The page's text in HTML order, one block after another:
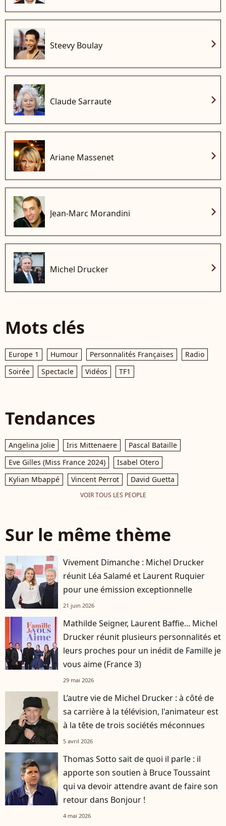
Steevy Boulay chevron_right
Claude Sarraute chevron_right
Ariane Massenet chevron_right
Jean-Marc Morandini chevron_right
Michel Drucker chevron_right
Mots clés
Europe 1 Humour Personnalités Françaises
Radio
Soirée
Spectacle Vidéos TF1
Tendances
Angelina Jolie Iris Mittenaere
Pascal Bataille
Eve Gilles (Miss France 2024)
Isabel Otero
Kylian Mbappé
Vincent Perrot David Guetta
VOIR TOUS LES PEOPLE
Sur le même thème
Vivement Dimanche : Michel Drucker
réunit Léa Salamé et Laurent Ruquier
pour une émission exceptionnelle
21 juin 2026
Mathilde Seigner, Laurent Baffie... Michel
Drucker réunit plusieurs personnalités et
leurs proches pour un inédit de Famille je
vous aime (France 3)
29 mai 2026
L’autre vie de Michel Drucker : à côté de
sa carrière à la télévision, l'animateur est
à la tête de trois sociétés méconnues
5 avril 2026
Thomas Sotto sait de quoi il parle : il
apporte son soutien à Bruce Toussaint
qui va devoir attendre avant de faire son
retour dans Bonjour !
4 mai 2026